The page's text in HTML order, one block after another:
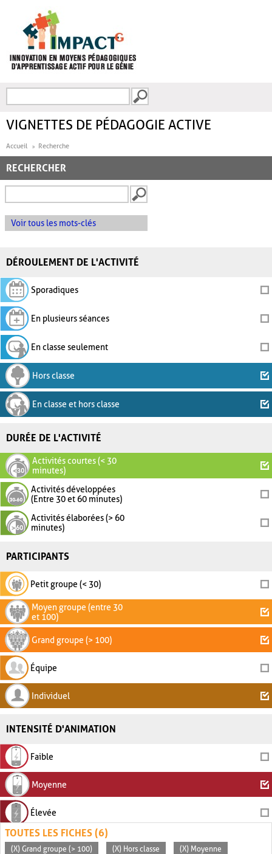
FORMULAIRE DE
VIGNETTES DE PÉDAGOGIE ACTIVE
Accueil Recherche
RECHERCHER
Voir tous les mots-clés
DÉROULEMENT DE L'ACTIVITÉ
Sporadiques
En plusieurs séances
En classe seulement
Hors classe
En classe et hors classe
DURÉE DE L'ACTIVITÉ
Activités courtes (< 30
minutes)
Activités développées
(Entre 30 et 60 minutes)
Activités élaborées (> 60
minutes)
PARTICIPANTS
Petit groupe (< 30)
Moyen groupe (entre 30
et 100)
Grand groupe (> 100)
Équipe
Individuel
INTENSITÉ D'ANIMATION
Faible
Moyenne
Élevée
TOUTES LES FICHES (6)
(X) Grand groupe (> 100) (X) Hors classe (X) Moyenne